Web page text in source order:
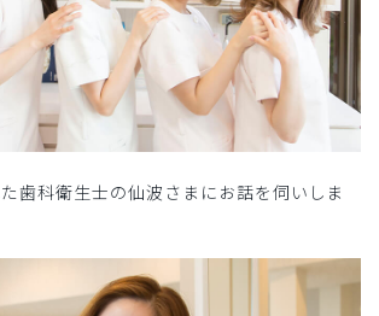
歯科衛生士の仙波さまにお話を伺いしま